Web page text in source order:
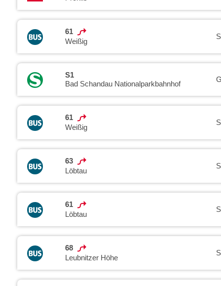
61
Weißig
S1
Bad Schandau Nationalparkbahnhof
61
Weißig
63
Löbtau
61
Löbtau
68
Leubnitzer Höhe